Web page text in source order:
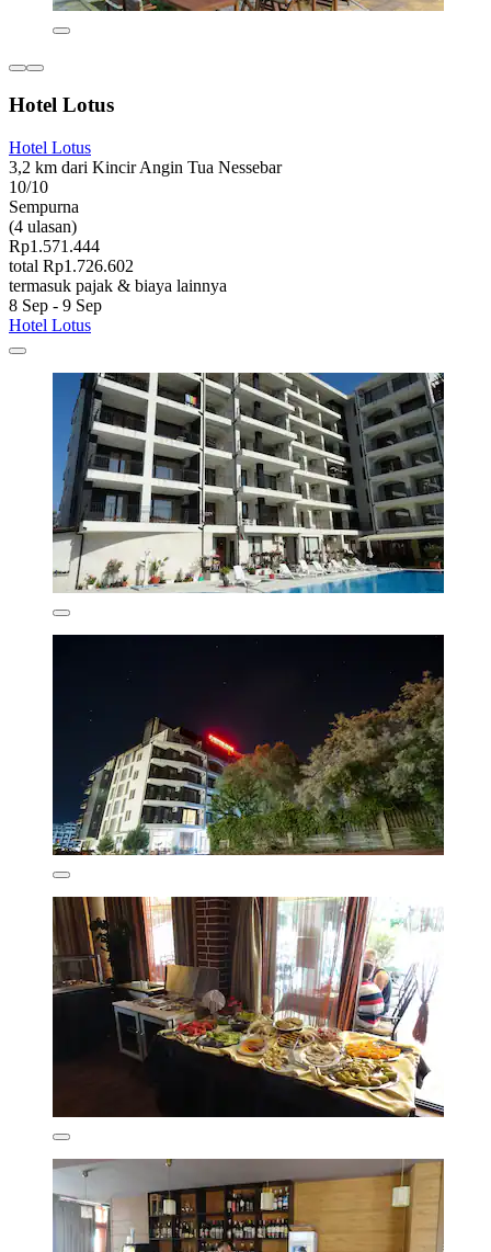
Hotel Lotus
Hotel Lotus
3,2 km dari Kincir Angin Tua Nessebar
10/10
Sempurna
(4 ulasan)
Rp1.571.444
total Rp1.726.602
termasuk pajak & biaya lainnya
8 Sep - 9 Sep
Hotel Lotus